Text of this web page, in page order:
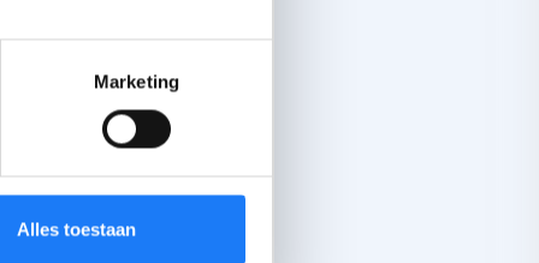
Marketing
Alles toestaan
ons om betere